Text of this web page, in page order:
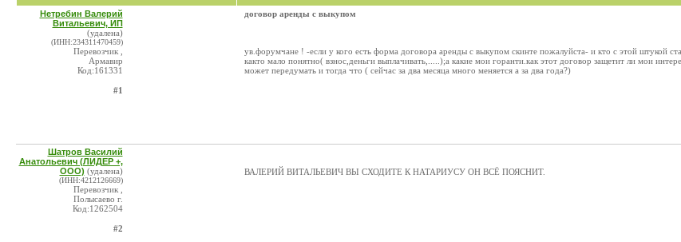
Нетребин Валерий
Витальевич, ИП
(удалена)
(ИНН:234311470459)
Перевозчик ,
Армавир
Код:161331
#1
договор аренды с выкупом
ув.форумчане ! -если у кого есть форма договора аренды с выкупом скинте пожалуйста- и кто с этой штукой
както мало понятно( взнос,деньги выплачивать,.....);а какие мои горанти.как этот договор защетит ли мои
может передумать и тогда что ( сейчас за два месяца много меняется а за два года?)
Шатров Василий
Анатольевич (ЛИДЕР +,
ООО) (удалена)
(ИНН:4212126669)
Перевозчик ,
Полысаево г.
Код:1262504
#2
ВАЛЕРИЙ ВИТАЛЬЕВИЧ ВЫ СХОДИТЕ К НАТАРИУСУ ОН ВСЁ ПОЯСНИТ.